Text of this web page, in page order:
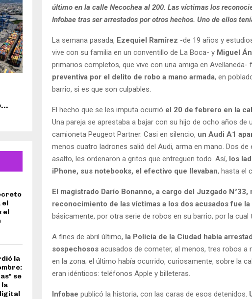
último en la calle Necochea al 200. Las víctimas los
Infobae tras ser arrestados por otros hechos. Uno de ellos
La semana pasada, Ezequiel Ramírez -de 19 años y
vive con su familia en un conventillo de La Boca- y Miguel
primarios completos, que vive con una amiga en Avellaneda-
preventiva por el delito de robo a mano armada, en
barrio, si es que son culpables.
El hecho que se les imputa ocurrió el 20 de febrero en la
Una pareja se aprestaba a bajar con su hijo de ocho años de
camioneta Peugeot Partner. Casi en silencio, un Audi A1
menos cuatro ladrones salió del Audi, arma en mano. Dos
asalto, les ordenaron a gritos que entreguen todo. Así, los
iPhone, sus notebooks, el efectivo que llevaban, hasta el
El magistrado Darío Bonanno, a cargo del Juzgado
reconocimiento de las víctimas a los dos acusados fue la
básicamente, por otra serie de robos en su barrio, por la cual
A fines de abril último, la Policía de la Ciudad había
sospechosos acusados de cometer, al menos, tres robos a
en la zona; el último había ocurrido, curiosamente, sobre la
eran idénticos: teléfonos Apple y billeteras.
Infobae publicó la historia, con las caras de esos detenidos.
el
el
la
se
la